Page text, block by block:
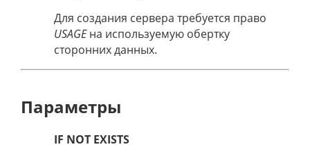
Для создания сервера требуется право
USAGEна используемую обертку
сторонних данных.
Параметры
IF NOT EXISTS